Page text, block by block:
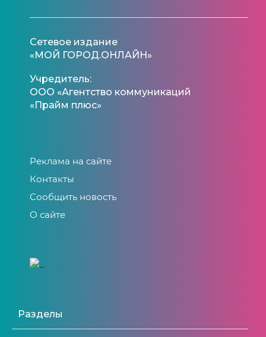
Сетевое издание
«МОЙ ГОРОД.ОНЛАЙН»
Учредитель:
ООО «Агентство коммуникаций
«Прайм плюс»
Реклама на сайте
Контакты
Сообщить новость
О сайте
Разделы